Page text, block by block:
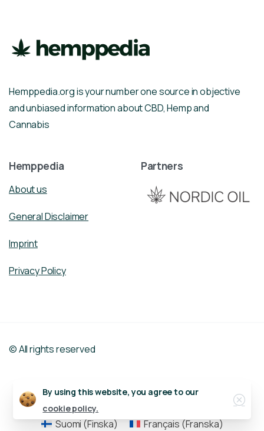
Hemppedia.org is your number one source in objective
and unbiased information about CBD, Hemp and
Cannabis
Hemppedia
About us
General Disclaimer
Imprint
Privacy Policy
Partners
© All rights reserved
By using this website, you agree to our
cookie policy.
Close
Dansk(Danska) English(Engelska
Deutsch(Tyska Nederländska)
Suomi (Finska) Français (Franska)